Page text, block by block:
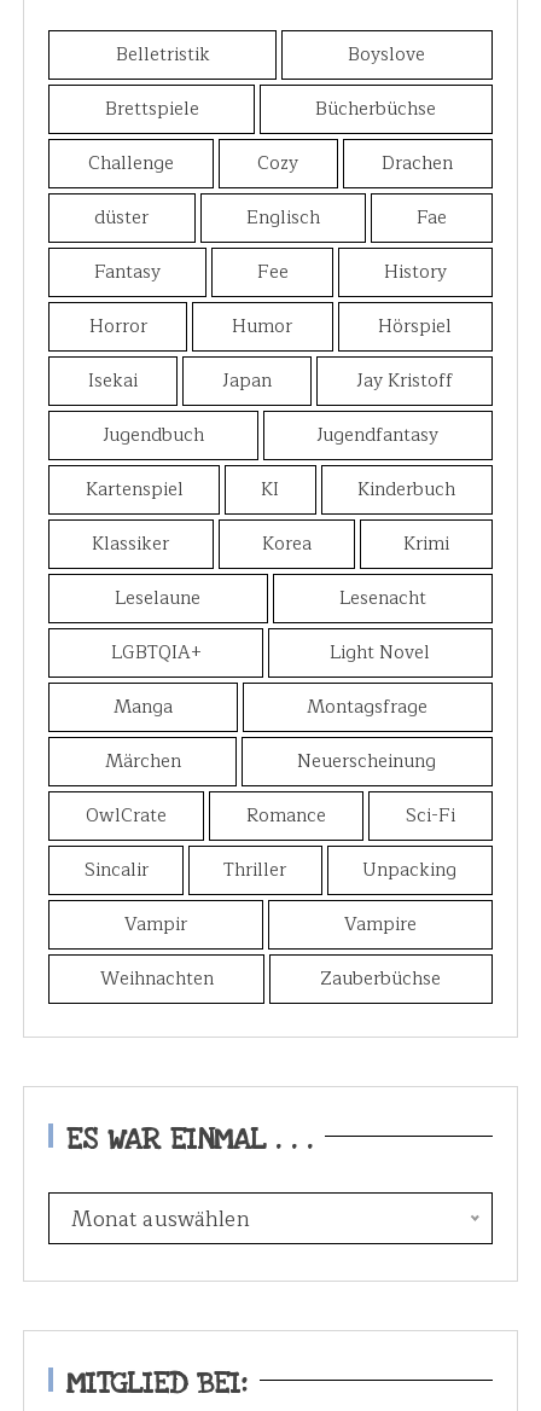
Belletristik
Boyslove
Brettspiele
Bücherbüchse
Challenge
Cozy
Drachen
düster
Englisch
Fae
Fantasy
Fee
History
Horror
Humor
Hörspiel
Isekai
Japan
Jay Kristoff
Jugendbuch
Jugendfantasy
Kartenspiel
KI
Kinderbuch
Klassiker
Korea
Krimi
Leselaune
Lesenacht
LGBTQIA+
Light Novel
Manga
Montagsfrage
Märchen
Neuerscheinung
OwlCrate
Romance
Sci-Fi
Sincalir
Thriller
Unpacking
Vampir
Vampire
Weihnachten
Zauberbüchse
ES WAR EINMAL . . .
s
w
r
e
i
Monat auswählen
MITGLIED BEI: